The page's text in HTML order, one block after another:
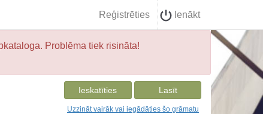
Reģistrēties Ienākt
Problēma tiek risināta!
Ieskatīties Lasīt
Uzzināt vairāk vai iegādāties šo grāmatu